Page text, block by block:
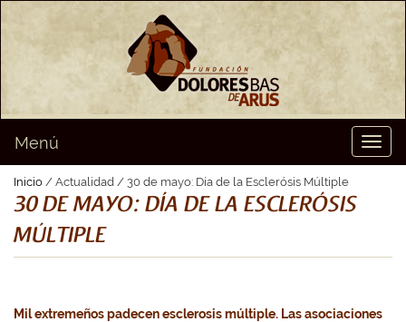
Menú
Inicio / Actualidad / 30 de mayo: Día de la Esclerósis Múltiple
30 DE MAYO: DÍA DE LA ESCLERÓSIS
MÚLTIPLE
Mil extremeños padecen esclerosis múltiple. Las asociaciones